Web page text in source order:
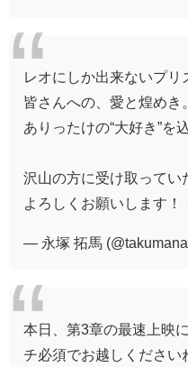
レオにしか出来ないプリ
皆さんへの、愛と煌めき。
ありったけの“大好き”を
沢山の方に受け取ってい
よろしくお願いします！
— 永塚 拓馬
本日、第3章の最速上映
チ必須でお越しください